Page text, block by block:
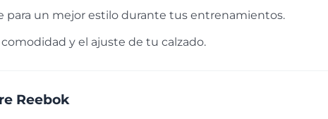
para un mejor estilo durante tus entrenamientos.
y el ajuste de tu calzado.
Reebok